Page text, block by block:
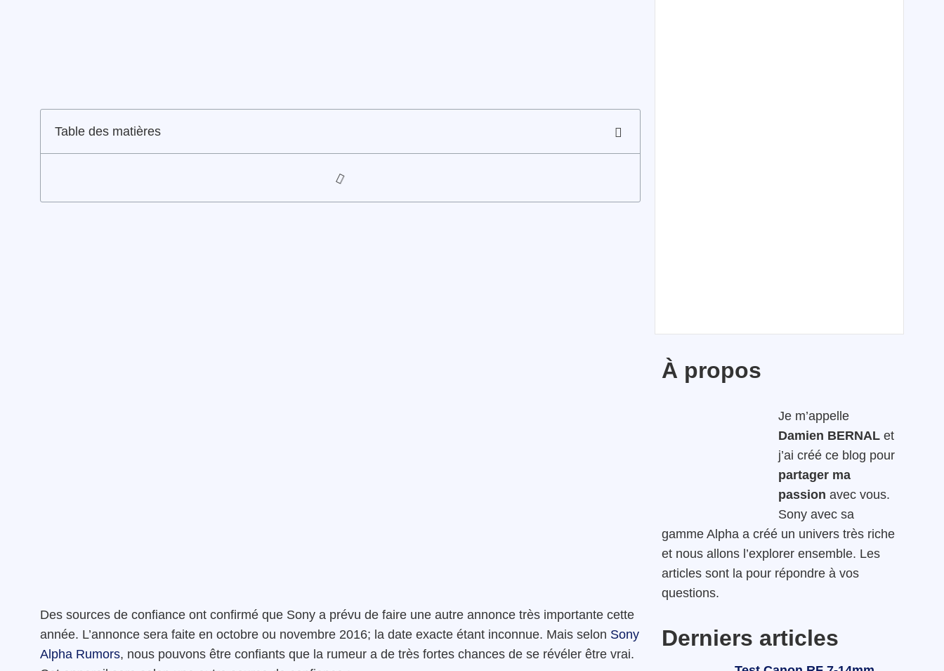
Table des matières
Des sources de confiance ont confirmé que Sony a prévu de faire une autre annonce très importante cette
année. L’annonce sera faite en octobre ou novembre 2016; la date exacte étant inconnue. Mais selon Sony
Alpha Rumors, nous pouvons être confiants que la rumeur a de très fortes chances de se révéler être vrai.
À propos
Je m’appelle
Damien BERNAL et
j’ai créé ce blog pour
partager ma
passion avec vous.
Sony avec sa
gamme Alpha a créé un univers très riche
et nous allons l’explorer ensemble. Les
articles sont la pour répondre à vos
questions.
Derniers articles